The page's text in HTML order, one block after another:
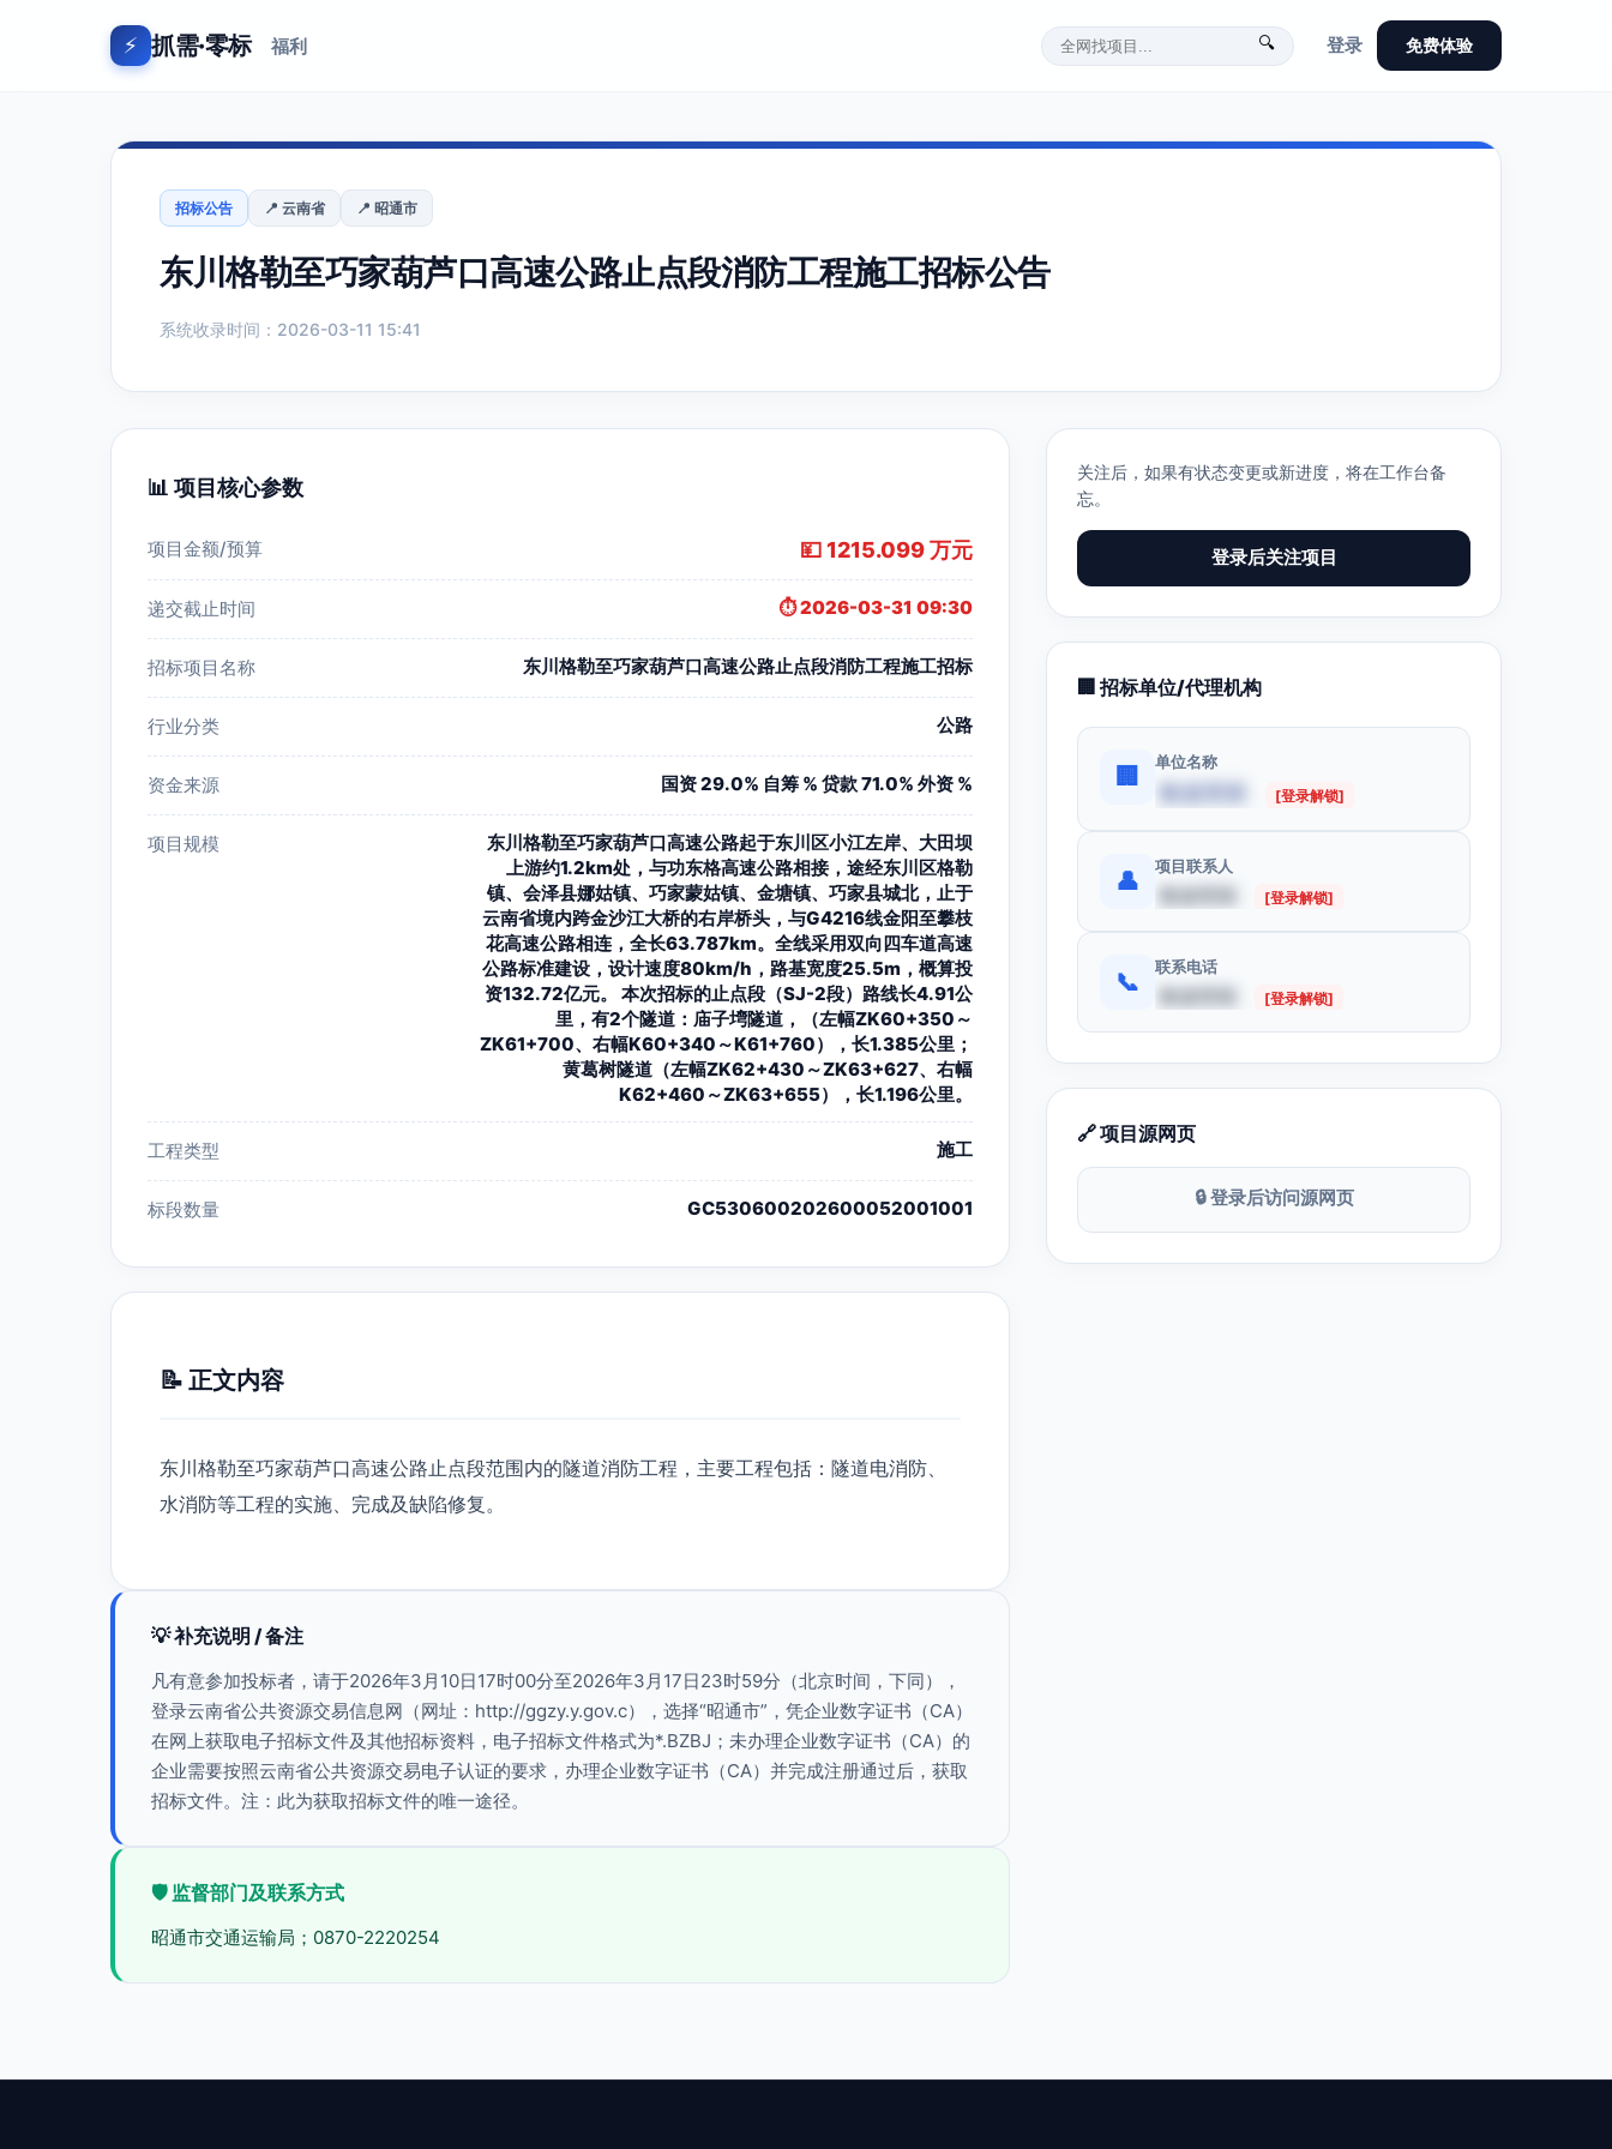
⚡ 抓需·零标 福利 🔍 登录 免费体验
招标公告 📍 云南省 📍 昭通市
东川格勒至巧家葫芦口高速公路止点段消防工程施工招标公告
系统收录时间：2026-03-11 15:41
📊 项目核心参数
项目金额/预算 💴 1215.099 万元
递交截止时间 ⏱️ 2026-03-31 09:30
招标项目名称 东川格勒至巧家葫芦口高速公路止点段消防工程施工招标
行业分类 公路
资金来源 国资 29.0% 自筹 % 贷款 71.0% 外资 %
项目规模
东川格勒至巧家葫芦口高速公路起于东川区小江左岸、大田坝
上游约1.2km处，与功东格高速公路相接，途经东川区格勒
镇、会泽县娜姑镇、巧家蒙姑镇、金塘镇、巧家县城北，止于
云南省境内跨金沙江大桥的右岸桥头，与G4216线金阳至攀枝
花高速公路相连，全长63.787km。全线采用双向四车道高速
公路标准建设，设计速度80km/h，路基宽度25.5m，概算投
资132.72亿元。 本次招标的止点段（SJ-2段）路线长4.91公
里，有2个隧道：庙子塆隧道，（左幅ZK60+350～
ZK61+700、右幅K60+340～K61+760），长1.385公里；
黄葛树隧道（左幅ZK62+430～ZK63+627、右幅
K62+460～ZK63+655），长1.196公里。
工程类型 施工
标段数量 GC530600202600052001001
📝 正文内容
东川格勒至巧家葫芦口高速公路止点段范围内的隧道消防工程，主要工程包括：隧道电消防、
水消防等工程的实施、完成及缺陷修复。
💡 补充说明 / 备注
凡有意参加投标者，请于2026年3月10日17时00分至2026年3月17日23时59分（北京时间，下同），
登录云南省公共资源交易信息网（网址：http://ggzy.y.gov.c），选择“昭通市”，凭企业数字证书（CA）
在网上获取电子招标文件及其他招标资料，电子招标文件格式为*.BZBJ；未办理企业数字证书（CA）的
企业需要按照云南省公共资源交易电子认证的要求，办理企业数字证书（CA）并完成注册通过后，获取
招标文件。注：此为获取招标文件的唯一途径。
🛡️ 监督部门及联系方式
昭通市交通运输局；0870-2220254
关注后，如果有状态变更或新进度，将在工作台备
忘。
登录后关注项目
🏢 招标单位/代理机构
🏢
单位名称
[登录解锁]
👤
项目联系人
[登录解锁]
📞
联系电话
[登录解锁]
🔗 项目源网页
🔒 登录后访问源网页